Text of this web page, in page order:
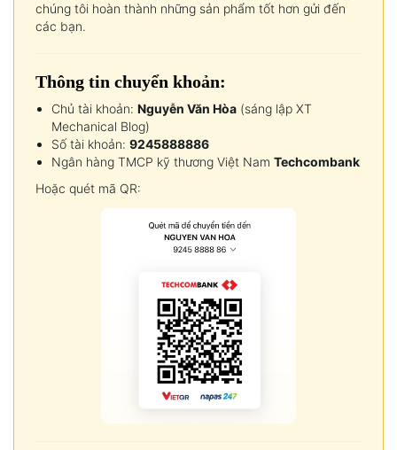
chúng tôi hoàn thành những sản phẩm tốt hơn gửi đến
các bạn.
Thông tin chuyển khoản:
Chủ tài khoản: Nguyễn Văn Hòa (sáng lập XT
Mechanical Blog)
Số tài khoản: 9245888886
Ngân hàng TMCP kỹ thương Việt Nam Techcombank
Hoặc quét mã QR: